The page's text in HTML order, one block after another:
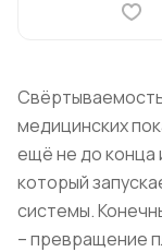
медицинских
ещё не до конца
который
системы.
– превращение